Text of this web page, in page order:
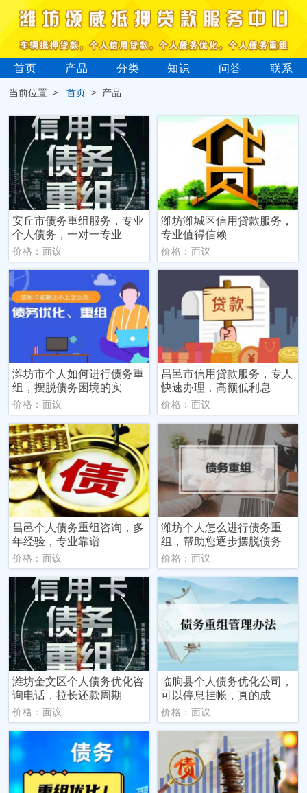
首页 产品 分类 知识 问答 联系
当前位置 >首页 > 产品
安丘市债务重组服务，专业
个人债务，一对一专业
价格：面议
潍坊潍城区信用贷款服务，
专业值得信赖
价格：面议
潍坊市个人如何进行债务重
组，摆脱债务困境的实
价格：面议
昌邑市信用贷款服务，专人
快速办理，高额低利息
价格：面议
昌邑个人债务重组咨询，多
年经验，专业靠谱
价格：面议
潍坊个人怎么进行债务重
组，帮助您逐步摆脱债务
价格：面议
潍坊奎文区个人债务优化咨
询电话，拉长还款周期
价格：面议
临朐县个人债务优化公司，
可以停息挂帐，真的成
价格：面议